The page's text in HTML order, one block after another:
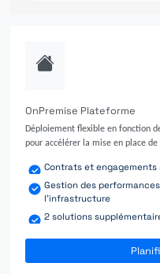
OnPremise Plateforme
Déploiement flexible en fonction
pour accélérer la mise en place de
Contrats et engagements
Gestion des
l'infrastructure
2 solutions